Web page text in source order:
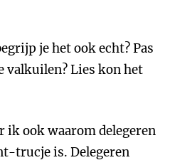
je het ook echt? Pas
valkuilen? Lies kon het
ik ook waarom delegeren
trucje is. Delegeren